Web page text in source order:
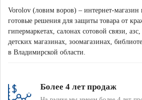
Vorolov (ловим воров) – интернет-магазин
готовые решения для защиты товара от
гипермаркетах, салонах сотовой связи,
детских магазинах, зоомагазинах,
в Владимирской области.
Более 4 лет продаж